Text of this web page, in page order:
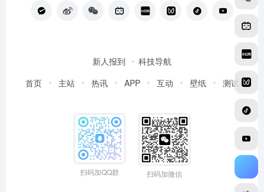
新人报到
科技导航
首页
主站 热讯 APP 互动 壁纸 测试
扫码加QQ群 扫码加微信